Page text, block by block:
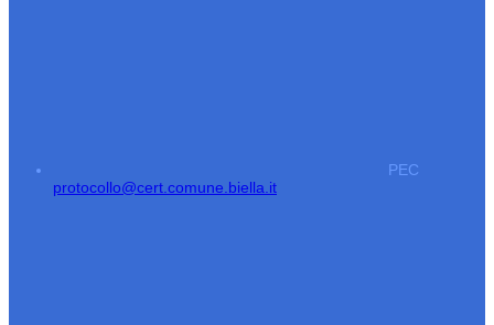
PEC
protocollo@cert.comune.biella.it